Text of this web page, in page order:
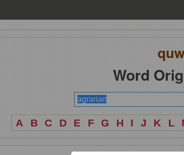
Word
A B C D E F G H I J K L